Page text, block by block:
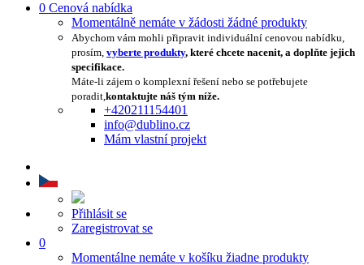
0 Cenová nabídka
Momentálně nemáte v žádosti žádné produkty
Abychom vám mohli připravit individuální cenovou nabídku,
prosím, vyberte produkty, které chcete nacenit, a doplňte jejich
specifikace.
Máte-li zájem o komplexní řešení nebo se potřebujete
poradit,kontaktujte náš tým níže.
+420211154401
info@dublino.cz
Mám vlastní projekt
Přihlásit se
Zaregistrovat se
0
Momentálne nemáte v košíku žiadne produkty